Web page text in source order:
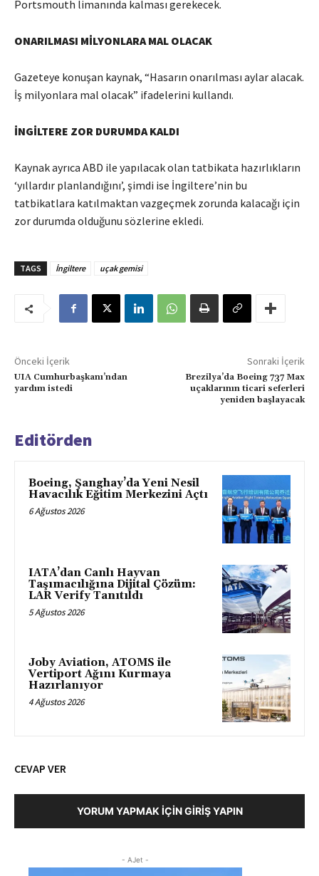
Portsmouth limanında kalması gerekecek.
ONARILMASI MİLYONLARA MAL OLACAK
Gazeteye konuşan kaynak, “Hasarın onarılması aylar alacak.
İş milyonlara mal olacak” ifadelerini kullandı.
İNGİLTERE ZOR DURUMDA KALDI
Kaynak ayrıca ABD ile yapılacak olan tatbikata hazırlıkların
‘yıllardır planlandığını’, şimdi ise İngiltere’nin bu
tatbikatlara katılmaktan vazgeçmek zorunda kalacağı için
zor durumda olduğunu sözlerine ekledi.
TAGS İngiltere uçak gemisi
Önceki İçerik
UIA Cumhurbaşkanı’ndan
yardım istedi
Sonraki İçerik
Brezilya’da Boeing 737 Max
uçaklarının ticari seferleri
yeniden başlayacak
Editörden
Boeing, Şanghay’da Yeni Nesil
Havacılık Eğitim Merkezini Açtı
6 Ağustos 2026
IATA’dan Canlı Hayvan
Taşımacılığına Dijital Çözüm:
LAR Verify Tanıtıldı
5 Ağustos 2026
Joby Aviation, ATOMS ile
Vertiport Ağını Kurmaya
Hazırlanıyor
4 Ağustos 2026
CEVAP VER
YORUM YAPMAK İÇIN GIRIŞ YAPIN
- AJet -